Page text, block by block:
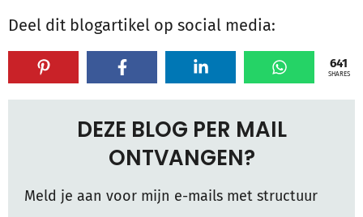
Deel dit blogartikel op social media:
641
SHARES
DEZE BLOG PER MAIL
ONTVANGEN?
Meld je aan voor mijn e-mails met structuur